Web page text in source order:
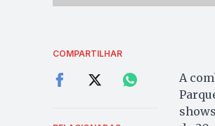
COMPARTILHAR
A